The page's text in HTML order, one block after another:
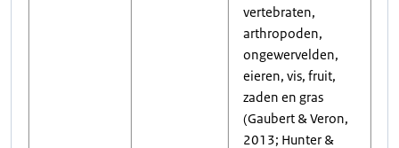
vertebraten,
arthropoden,
ongewervelden,
eieren, vis, fruit,
zaden en gras
(Gaubert & Veron,
2013; Hunter &